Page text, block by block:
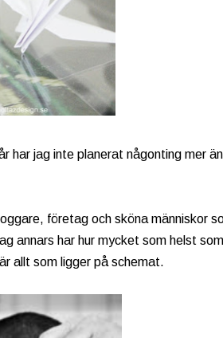
har jag inte planerat någonting mer
företag och sköna människor
annars har hur mycket som helst
allt som ligger på schemat.